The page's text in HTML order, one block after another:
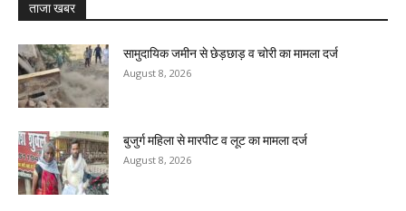
ताजा खबर
सामुदायिक जमीन से छेड़छाड़ व चोरी का मामला दर्ज
August 8, 2026
बुजुर्ग महिला से मारपीट व लूट का मामला दर्ज
August 8, 2026